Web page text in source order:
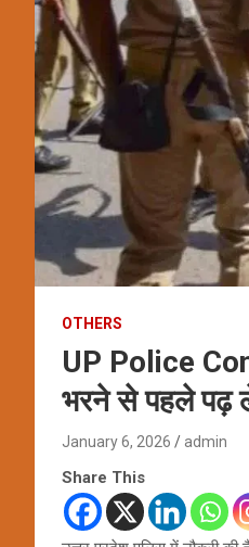
OTHERS
UP Police
भरने से पहले पढ़
January 6, 2026 admin
Share This